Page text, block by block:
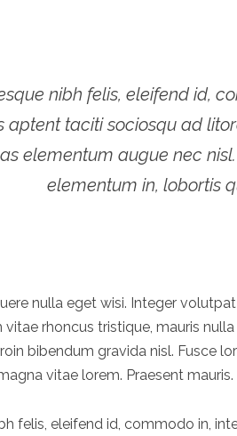
nibh felis, eleifend id,
aptent taciti sociosqu ad
elementum augue nec
elementum in, lobortis
nulla eget wisi. Integer
vitae rhoncus tristique, mauris
bibendum gravida nisl. Fusce
vitae lorem. Praesent mauris.
felis, eleifend id, commodo in,